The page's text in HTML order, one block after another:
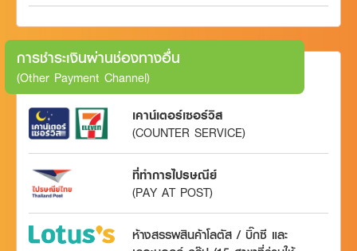
การชำระเงินผ่านช่องทางอื่น
(Other Payment Channel)
เคาน์เตอร์เซอร์วิส
(COUNTER SERVICE)
ที่ทำการไปรษณีย์
(PAY AT POST)
ห้างสรรพสินค้าโลตัส / บิ๊กซี และ